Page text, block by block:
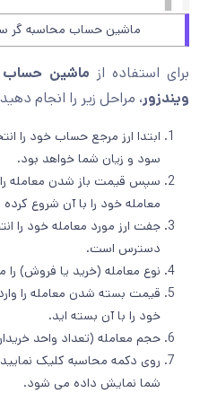
ماشین حساب محاسبه گر
برای استفاده از ماشین حساب
ویندزور، مراحل زیر را انجام
ابتدا ارز مرجع حساب خود را
سود و زیان شما خواهد بود.
سپس قیمت باز شدن معامله
معامله خود را با آن شروع کرده
دسترس است.
نوع معامله (خرید یا فروش)
قیمت بسته شدن معامله را
خود را با آن بسته اید.
حجم معامله (تعداد واحد
روی دکمه محاسبه کلیک
شما نمایش داده می شود.